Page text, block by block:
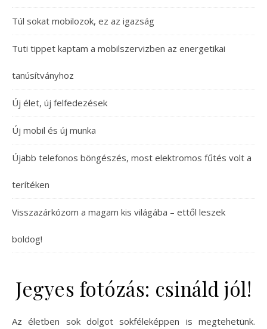
Túl sokat mobilozok, ez az igazság
Tuti tippet kaptam a mobilszervizben az energetikai
tanúsítványhoz
Új élet, új felfedezések
Új mobil és új munka
Újabb telefonos böngészés, most elektromos fűtés volt a
terítéken
Visszazárkózom a magam kis világába – ettől leszek
boldog!
Jegyes fotózás: csináld jól!
Az életben sok dolgot sokféleképpen is megtehetünk.